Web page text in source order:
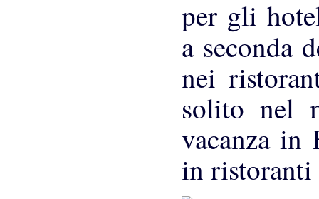
per gli
a seconda
nei
solito nel
vacanza
in ristoranti